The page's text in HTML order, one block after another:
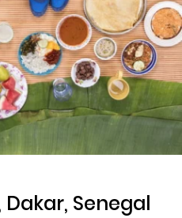
Dakar, Senegal